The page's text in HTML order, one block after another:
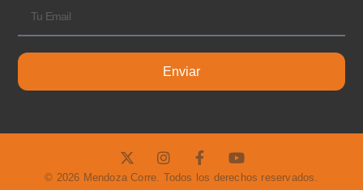
Enviar
© 2026 Mendoza Corre. Todos los derechos reservados.